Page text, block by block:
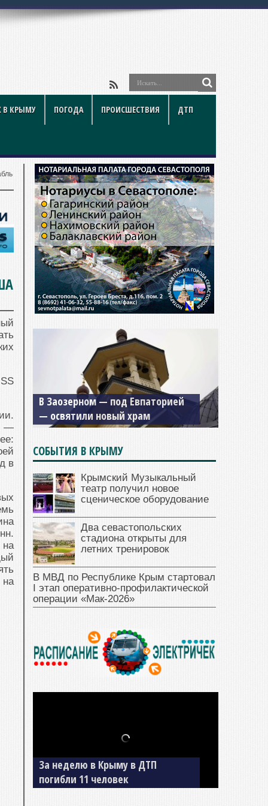
В КРЫМУ ПОГОДА ПРОИСШЕСТВИЯ ДТП
—
в
на
на
В Заозерном — под Евпаторией
— освятили новый храм
СОБЫТИЯ В КРЫМУ
Крымский Музыкальный
театр получил новое
сценическое оборудование
Два севастопольских
стадиона открыты для
летних тренировок
В МВД по Республике Крым стартовал
I этап оперативно‑профилактической
операции «Мак‑2026»
За неделю в Крыму в ДТП
погибли 11 человек